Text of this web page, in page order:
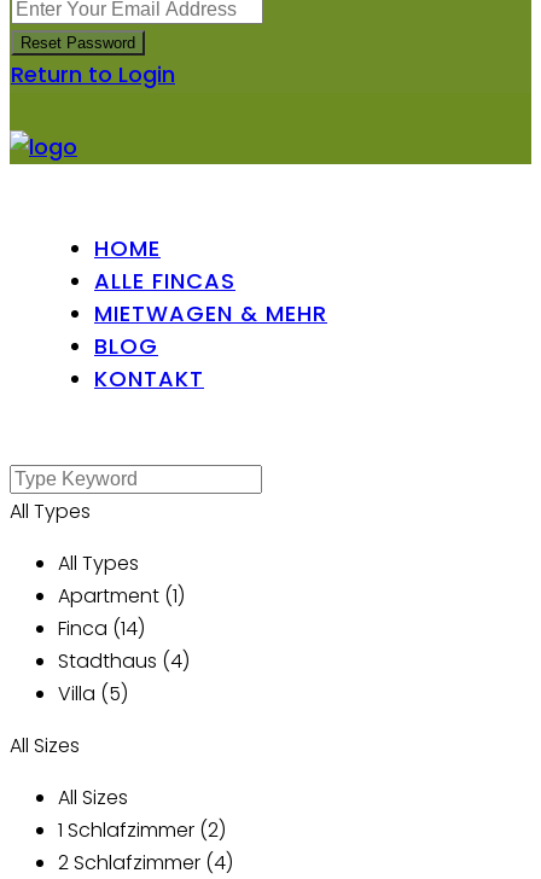
Reset Password
Return to Login
HOME
ALLE FINCAS
MIETWAGEN & MEHR
BLOG
KONTAKT
All Types
All Types
Apartment (1)
Finca (14)
Stadthaus (4)
Villa (5)
All Sizes
All Sizes
1 Schlafzimmer (2)
2 Schlafzimmer (4)